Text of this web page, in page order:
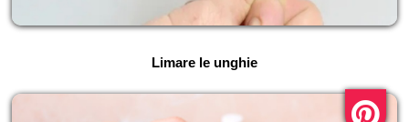
Limare le unghie